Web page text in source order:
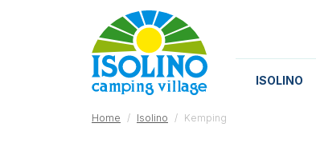
ISOLINO
Home Isolino Kemping